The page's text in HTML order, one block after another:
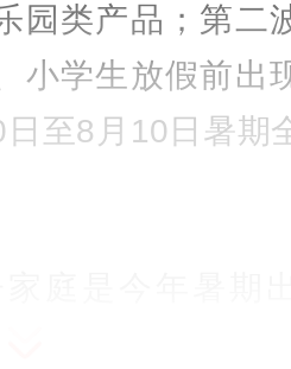
园类产品；第二
小学生放假前出
至8月10日暑期